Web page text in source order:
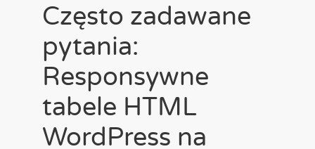
Często zadawane
pytania:
Responsywne
tabele HTML
WordPress na